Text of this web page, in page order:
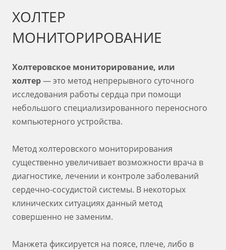
ХОЛТЕР
МОНИТОРИРОВАНИЕ
Холтеровское мониторирование, или
холтер— это метод непрерывного суточного
исследования работы сердца при помощи
небольшого специализированного переносного
компьютерного устройства.
Метод холтеровского мониторирования
существенно увеличивает возможности врача в
диагностике, лечении и контроле заболеваний
сердечно-сосудистой системы. В некоторых
клинических ситуациях данный метод
совершенно не заменим.
Манжета фиксируется на поясе, плече, либо в